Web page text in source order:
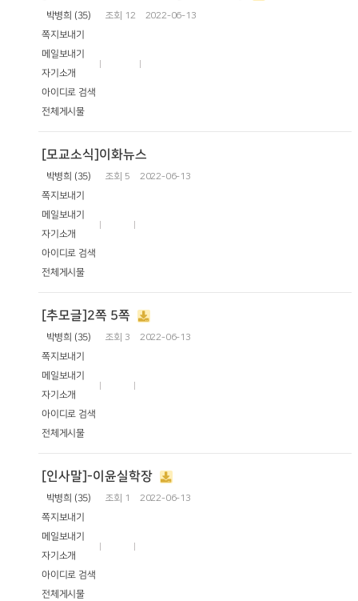
박병희 (35)
쪽지보내기
메일보내기
자기소개
아이디로 검색
전체게시물
조회 12 2022-06-13
[모교소식]이화뉴스
박병희 (35)
쪽지보내기
메일보내기
자기소개
아이디로 검색
전체게시물
조회 5 2022-06-13
[추모글]2쪽 5쪽
박병희 (35)
쪽지보내기
메일보내기
자기소개
아이디로 검색
전체게시물
조회 3 2022-06-13
[인사말]-이윤실학장
박병희 (35)
쪽지보내기
메일보내기
자기소개
아이디로 검색
전체게시물
조회 1 2022-06-13